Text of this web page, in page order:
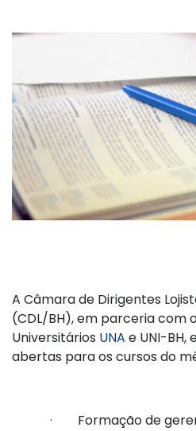
A Câmara de Dirigentes
(CDL/BH), em parceria com
Universitários UNA e UNI-BH,
abertas para os cursos do
· Formação de